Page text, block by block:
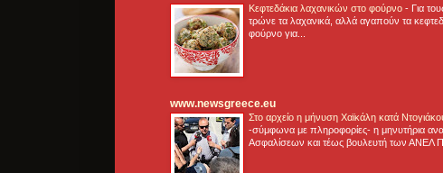
Κεφτεδάκια λαχανικών στο φούρνο - Για
τρώνε τα λαχανικά, αλλά αγαπούν τα
φούρνο για...
www.newsgreece.eu
Στο αρχείο η μήνυση Χαϊκάλη κατά
-σύμφωνα με πληροφορίες- η μηνυτήρια
Ασφαλίσεων και τέως βουλευτή των ΑΝΕΛ